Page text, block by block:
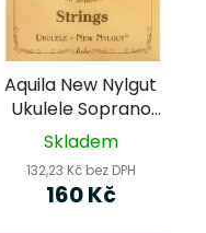
Aquila New Nylgut
Ukulele Soprano
Regular 4U - struny
ukulele
Skladem
132,23 Kč bez DPH
160 Kč